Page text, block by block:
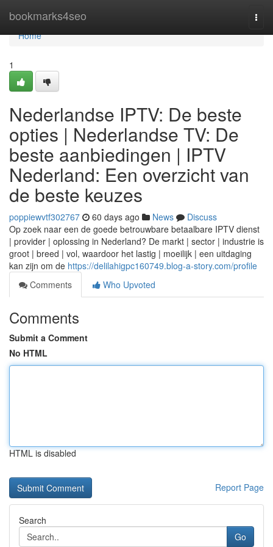
bookmarks4seo
Home
Home
1
Nederlandse IPTV: De beste
opties | Nederlandse TV: De
beste aanbiedingen | IPTV
Nederland: Een overzicht van
de beste keuzes
poppiewvtf302767 60 days ago News
Discuss
Op zoek naar een de goede betrouwbare betaalbare IPTV dienst
| provider | oplossing in Nederland? De markt | sector | industrie is
groot | breed | vol, waardoor het lastig | moeilijk | een uitdaging
kan zijn om de https://delilahigpc160749.blog-a-story.com/profile
Comments
Who Upvoted
Comments
Submit a Comment
No HTML
HTML is disabled
Report Page
Search
Go